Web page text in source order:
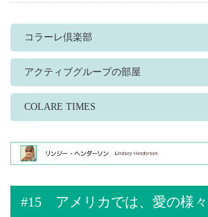
コラーレ倶楽部
アクティブグループの部屋
COLARE TIMES
#15 アメリカでは、愛の様